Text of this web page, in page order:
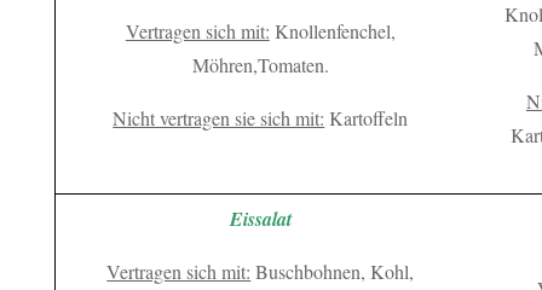
Vertragen sich mit: Knollenfenchel,
Möhren,Tomaten.
Nicht vertragen sie sich mit: Kartoffeln
Eissalat
Vertragen sich mit: Buschbohnen, Kohl,